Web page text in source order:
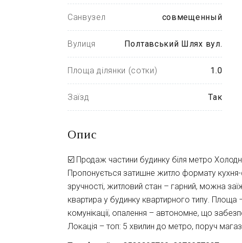
Санвузел совмещенный
Вулиця Полтавський Шлях вул.
Площа ділянки (сотки) 1.0
Заїзд Так
Опис
☑️ Продаж частини будинку біля метро
Пропонується затишне житло формату кухня-
зручності, житловий стан – гарний, можна
квартира у будинку квартирного типу. Площа
комунікації, опалення – автономне, що
Локація – топ: 5 хвилин до метро, поруч